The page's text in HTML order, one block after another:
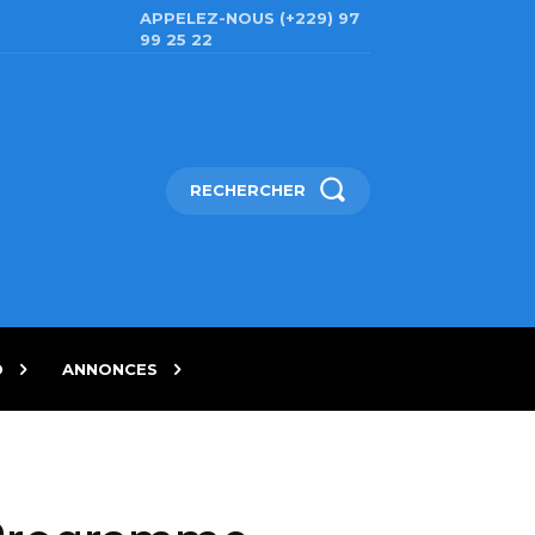
APPELEZ-NOUS (+229) 97
99 25 22
RECHERCHER
ANNONCES